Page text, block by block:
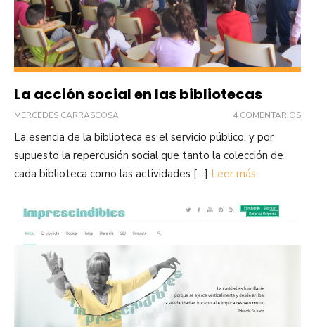
La acción social en las bibliotecas
MERCEDES CARRASCOSA 4 COMENTARIOS
La esencia de la biblioteca es el servicio público, y por
supuesto la repercusión social que tanto la colección de
cada biblioteca como las actividades […] Leer más